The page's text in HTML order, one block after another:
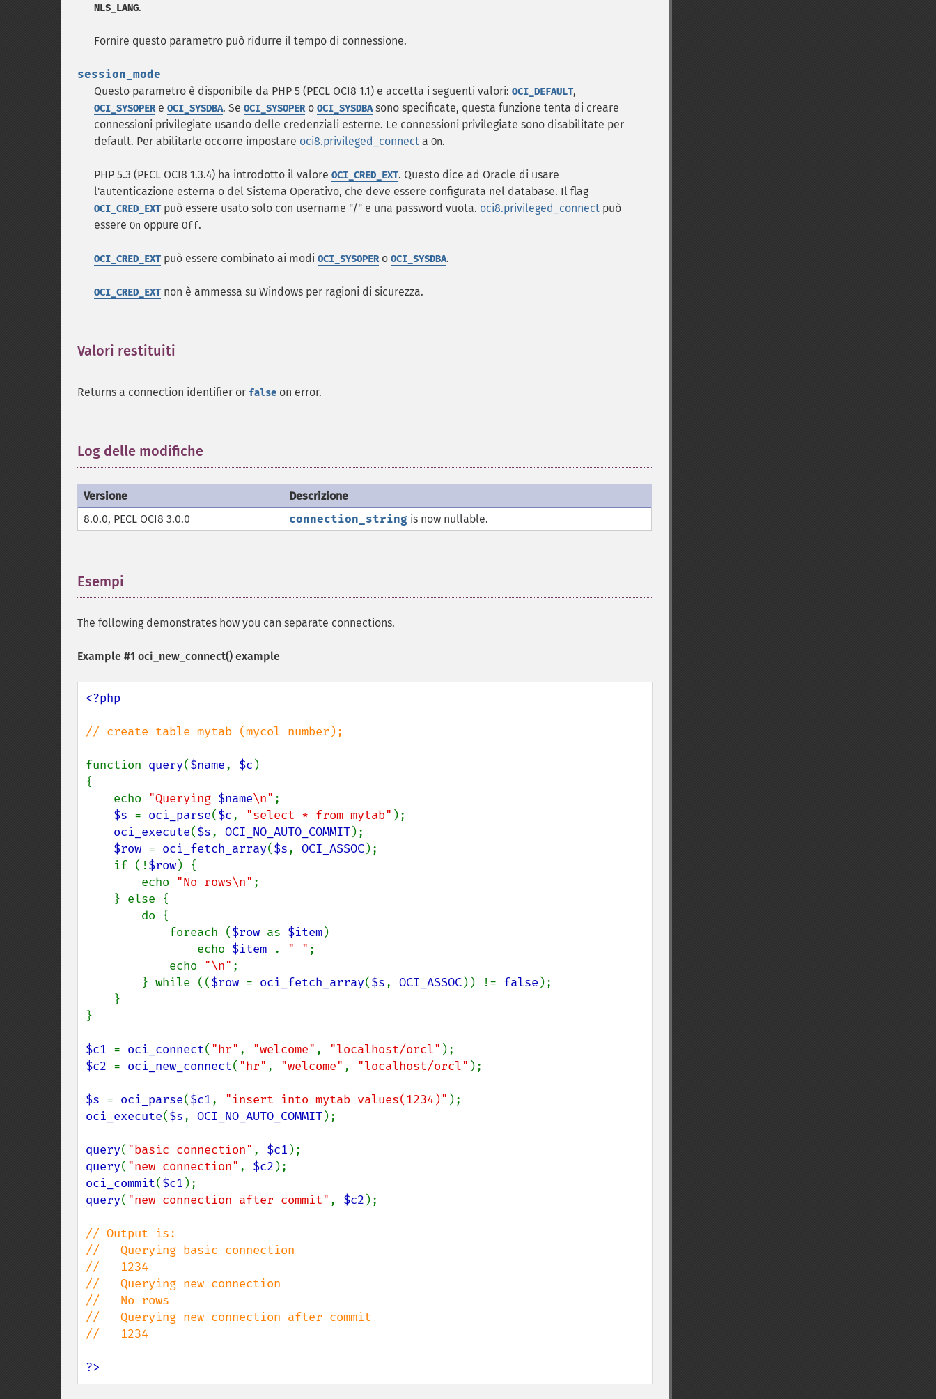
NLS_LANG.
Fornire questo parametro può ridurre il tempo di connessione.
session_mode
Questo parametro è disponibile da PHP 5 (PECL OCI8 1.1) e accetta i seguenti valori: OCI_DEFAULT,
OCI_SYSOPERe OCI_SYSDBA. Se OCI_SYSOPERo OCI_SYSDBAsono specificate, questa funzione tenta di creare
connessioni privilegiate usando delle credenziali esterne. Le connessioni privilegiate sono disabilitate per
default. Per abilitarle occorre impostare oci8.privileged_connect a On.
PHP 5.3 (PECL OCI8 1.3.4) ha introdotto il valore OCI_CRED_EXT. Questo dice ad Oracle di usare
l'autenticazione esterna o del Sistema Operativo, che deve essere configurata nel database. Il flag
OCI_CRED_EXT può essere usato solo con username "/" e una password vuota. oci8.privileged_connect può
essere On oppure Off.
OCI_CRED_EXT può essere combinato ai modi OCI_SYSOPERo OCI_SYSDBA.
OCI_CRED_EXT non è ammessa su Windows per ragioni di sicurezza.
Valori restituiti
Returns a connection identifier or false on error.
Log delle modifiche
Versione
Descrizione
8.0.0, PECL OCI8 3.0.0
connection_string is now nullable.
Esempi
The following demonstrates how you can separate connections.
Example #1 oci_new_connect() example
<?php
// create table mytab (mycol number);
function query($name, $c )
{
    echo
"Querying $name\n" ;
$s = oci_parse($c, "select * from mytab" );
oci_execute($s, OCI_NO_AUTO_COMMIT);
$row = oci_fetch_array($s, OCI_ASSOC);
    if (!
$row) {
        echo
"No rows\n" ;
            foreach (
$row as $item)
                echo
$item . " " ;
            echo
"\n" ;
        } while ((
$row = oci_fetch_array($s, OCI_ASSOC)) != false );
}
$c1 = oci_connect( "hr" , "welcome" , "localhost/orcl"
$c2 = oci_new_connect( "hr" , "welcome" , "localhost/orcl" );
$s = oci_parse($c1, "insert into mytab values(1234)"
oci_execute($s, OCI_NO_AUTO_COMMIT);
query( "basic connection" , $c1
query( "new connection" , $c2
oci_commit($c1
query( "new connection after commit" , $c2 );
// Output is:
//   Querying basic connection
//   1234
//   Querying new connection
//   No rows
//   Querying new connection after commit
//   1234
?>